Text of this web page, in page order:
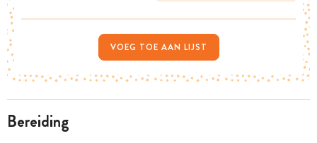
bereiding
VOEG TOE AAN LIJST